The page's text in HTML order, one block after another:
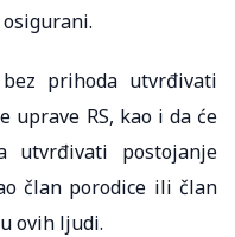
prihoda utvrđivati
uprave RS, kao i da će
utvrđivati postojanje
član porodice ili član
ovih ljudi.